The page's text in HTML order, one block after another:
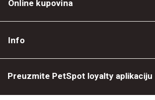
Online kupovina
Info
Preuzmite PetSpot loyalty aplikaciju